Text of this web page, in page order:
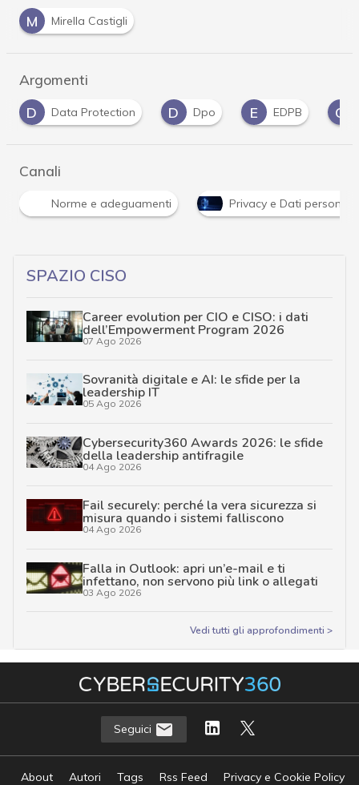
M
Mirella Castigli
Argomenti
Protection D Dpo E EDPB G Garante
Canali
Norme e adeguamenti Privacy e Dati personali
SPAZIO CISO
Career evolution per CIO e CISO: i dati
dell’Empowerment Program 2026
07 Ago 2026
Sovranità digitale e AI: le sfide per la
leadership IT
05 Ago 2026
Cybersecurity360 Awards 2026: le sfide
della leadership antifragile
04 Ago 2026
Fail securely: perché la vera sicurezza si
misura quando i sistemi falliscono
04 Ago 2026
Falla in Outlook: apri un’e-mail e ti
infettano, non servono più link o allegati
03 Ago 2026
Vedi tutti gli approfondimenti >
Seguici
About Autori Tags Rss Feed Privacy e Cookie Policy